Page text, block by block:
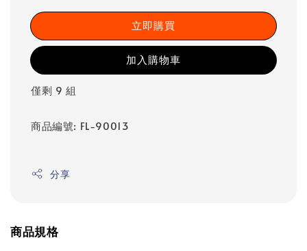
立即購買
加入購物車
僅剩 9 組
商品編號: FL-90013
分享
商品規格